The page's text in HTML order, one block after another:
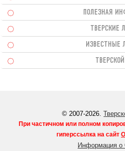
ПОЛЕЗНАЯ
ТВЕРСКИЕ
ИЗВЕСТНЫЕ
© 2007-2026.
При частичном или полном
гиперссылка на сайт
Информация о